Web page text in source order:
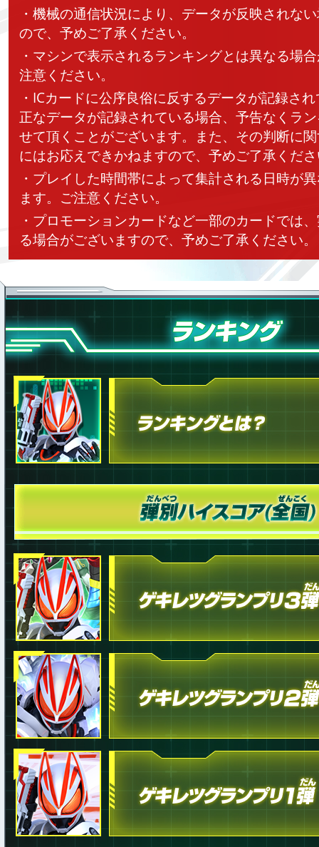
・機械の通信状況により、データが反映されな
ので、予めご了承ください。
・マシンで表示されるランキングとは異なる場
注意ください。
・ICカードに公序良俗に反するデータが記録さ
正なデータが記録されている場合、予告なくラ
せて頂くことがございます。また、その判断に
にはお応えできかねますので、予めご了承くだ
・プレイした時間帯によって集計される日時が
ます。ご注意ください。
・プロモーションカードなど一部のカードでは
る場合がございますので、予めご了承ください。